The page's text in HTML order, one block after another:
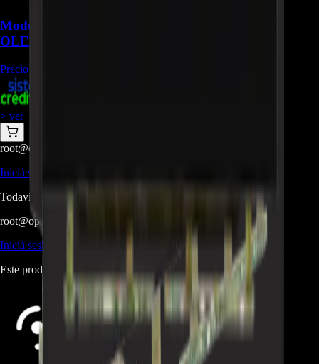
Modulo OLED EAJ65733601 Para TV LG
OLED55CXPDA - REP-553
Precio Regular:
> ver_
root@ops:~#
Iniciá sesión
Todavía no hay preguntas respondidas. Hacé la primera.
root@ops:~#
Iniciá sesión
para dejar una reseña.
Este producto aún no tiene reseñas. Sé el primero en opinar.